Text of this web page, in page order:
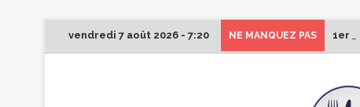
vendredi 7 août 2026 - 7:20 NE MANQUEZ PAS 1er